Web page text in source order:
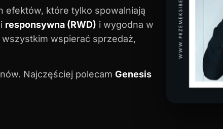
efektów, które tylko spowalniają
responsywna (RWD) i wygodna w
wspierać sprzedaż,
Najczęściej polecam Genesis